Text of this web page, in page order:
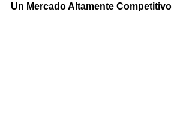
Un Mercado Altamente Competitivo